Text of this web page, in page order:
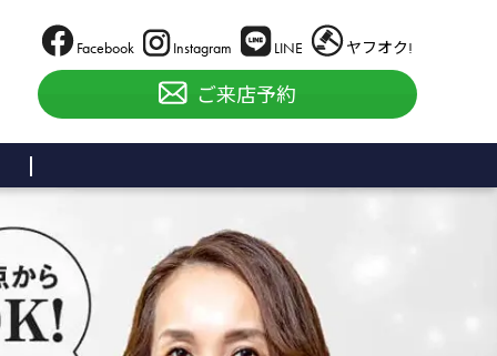
Facebook Instagram LINE ヤフオク!
ご来店予約